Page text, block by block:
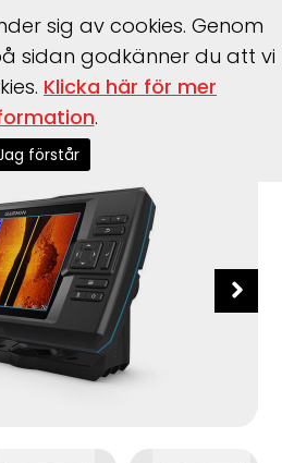
STRIKER™ Vivid 7sv, med
sig av cookies. Genom
sidan godkänner du att vi
Klicka här för mer
.
förstår